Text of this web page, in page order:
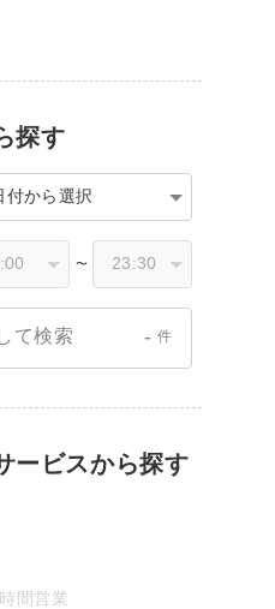
探す
付から選択
〜
て検索 - 件
ービスから探す
間営業